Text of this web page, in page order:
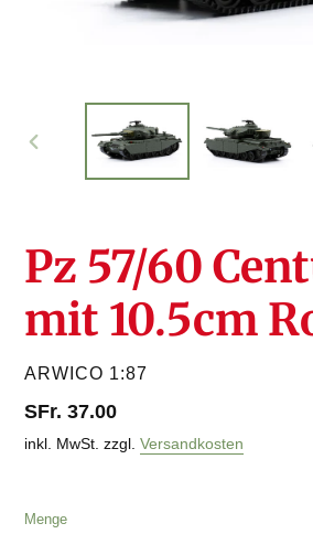
VORHERIGER
SCHIEBER
Pz 57/60
mit 10.5cm
VERKÄUFER
ARWICO 1:87
Normaler
Preis
SFr. 37.00
inkl. MwSt. zzgl. Versandkosten
Menge